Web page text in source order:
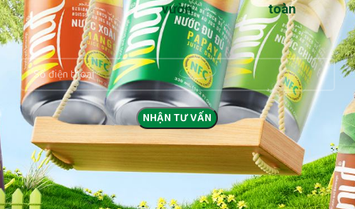
vườn
toàn